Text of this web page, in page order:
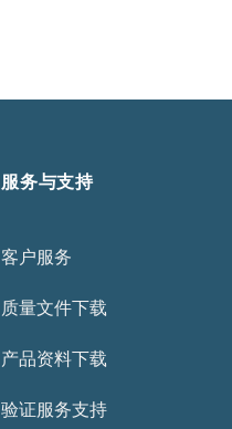
服务与支持
客户服务
质量文件下载
产品资料下载
验证服务支持